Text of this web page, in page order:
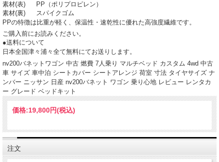
素材(表)
PP（ポリプロピレン）
素材(裏)
スパイクゴム
PPの特徴は比重が軽く、保温性・速乾性に優れた高強度繊維です。
ご購入前にお読みください。
●送料について
日本全国津々浦々全て無料にてお送りします。
nv200バネットワゴン 中古 燃費 7人乗り マルチベッド カスタム 4wd 中古
車 サイズ 車中泊 シートカバー シートアレンジ 荷室 寸法 タイヤサイズ ナ
ンバー ニッサン 日産 nv200バネット ワゴン 乗り心地 レビュー レンタカ
ー グレード ベッドキット
価格:19,800円(税込)
注文